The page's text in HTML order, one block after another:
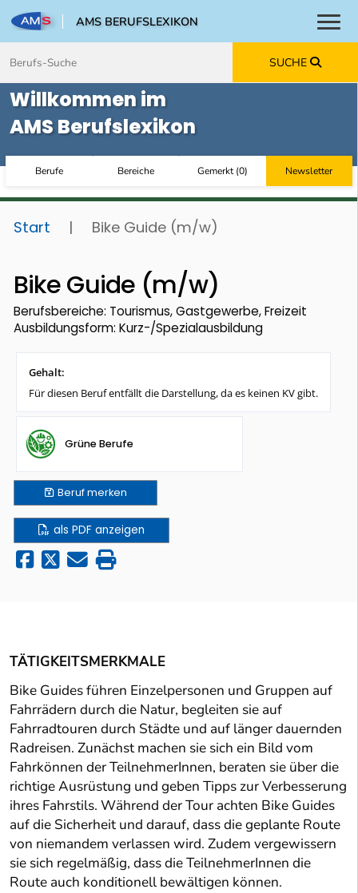
AMS BERUFSLEXIKON
SUCHE
Willkommen im
AMS Berufslexikon
Berufe Bereiche Gemerkt(0) Newsletter
Start | Bike Guide (m/w)
Bike Guide (m/w)
Berufsbereiche: Tourismus, Gastgewerbe, Freizeit
Ausbildungsform: Kurz-/Spezialausbildung
Gehalt:
Für diesen Beruf entfällt die Darstellung, da es keinen KV gibt.
Grüne Berufe
Berufmerken
als PDF anzeigen
TÄTIGKEITSMERKMALE
Bike Guides führen Einzelpersonen und Gruppen auf
Fahrrädern durch die Natur, begleiten sie auf
Fahrradtouren durch Städte und auf länger dauernden
Radreisen. Zunächst machen sie sich ein Bild vom
Fahrkönnen der TeilnehmerInnen, beraten sie über die
richtige Ausrüstung und geben Tipps zur Verbesserung
ihres Fahrstils. Während der Tour achten Bike Guides
auf die Sicherheit und darauf, dass die geplante Route
von niemandem verlassen wird. Zudem vergewissern
sie sich regelmäßig, dass die TeilnehmerInnen die
Route auch konditionell bewältigen können.